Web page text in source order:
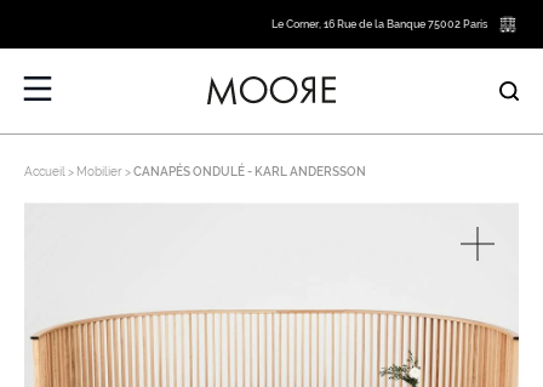
Le Corner, 16 Rue de la Banque 75002 Paris
Accueil Mobilier CANAPÉS ONDULÉ - KARL ANDERSSON